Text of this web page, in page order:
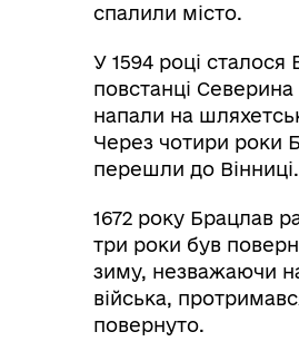
спалили місто.
У 1594 році
повстанці
напали на
Через чотири роки
перешли до Вінниці.
1672 року Брацлав
три роки був
зиму, незважаючи
війська,
повернуто.